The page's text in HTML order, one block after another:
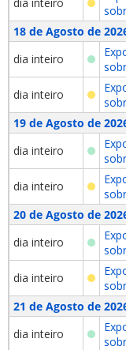
18 de Agosto de
dia inteiro
dia inteiro
19 de Agosto de
dia inteiro
dia inteiro
20 de Agosto de
dia inteiro
dia inteiro
21 de Agosto de
dia inteiro